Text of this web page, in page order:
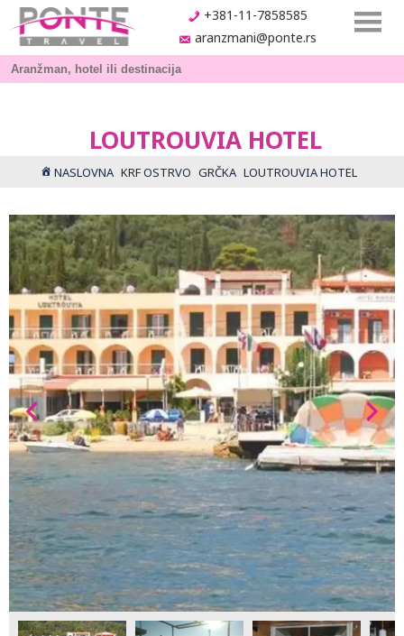
+381-11-7858585
aranzmani@ponte.rs
LOUTROUVIA HOTEL
NASLOVNA KRF OSTRVO GRČKA LOUTROUVIA HOTEL